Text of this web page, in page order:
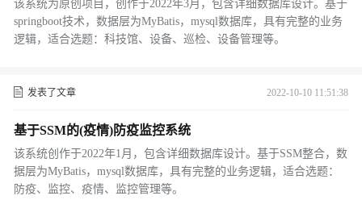
该系统为原创项目，创作于2022年3月，包含详细数据库设计。基于
springboot技术，数据层为MyBatis，mysql数据库，具有完整的业务
逻辑，适合选题：科技馆、设备、巡检、设备管理等。
发表了文章 2022-10-10 11:51:38
基于SSM的(疫情)防疫监控系统
该系统创作于2022年1月，包含详细数据库设计。基于SSM整合，数
据层为MyBatis，mysql数据库，具有完整的业务逻辑，适合选题：
防疫、监控、疫情、监控管理等。